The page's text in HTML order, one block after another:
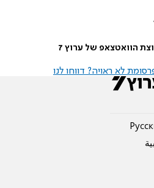
הוואטצאפ של ערוץ 7
לא ראויה? דווחו לנו